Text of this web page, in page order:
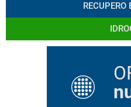
RECUPERO